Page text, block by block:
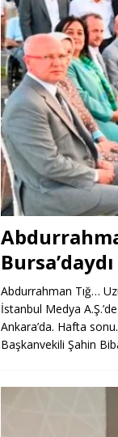
Bursa’daydı
Abdurrahman Tığ…
İstanbul Medya
Ankara’da. Hafta
Başkanvekili Şahin